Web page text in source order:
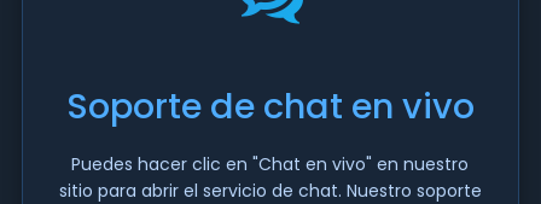
Soporte de chat en vivo
Puedes hacer clic en "Chat en vivo" en nuestro
sitio para abrir el servicio de chat. Nuestro soporte